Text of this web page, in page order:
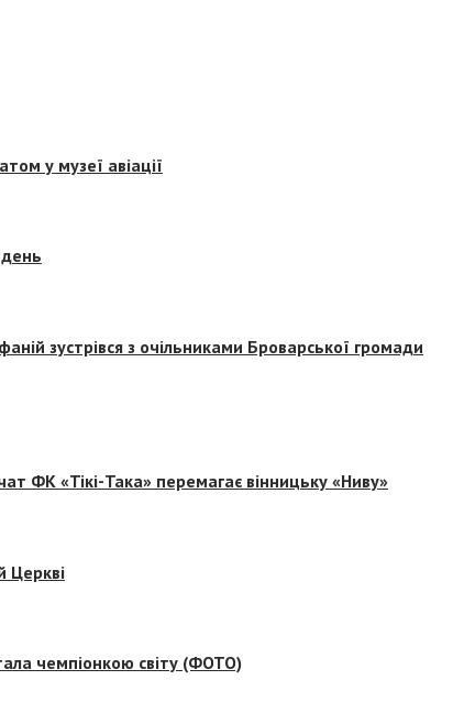
у музеї авіації
зустрівся з очільниками Броварської громади
ФК «Тікі-Така» перемагає вінницьку «Ниву»
Церкві
чемпіонкою світу (ФОТО)